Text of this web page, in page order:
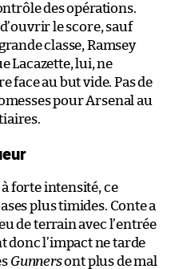
des opérations.
le score, sauf
classe, Ramsey
Lacazette, lui, ne
face au but vide. Pas de
pour Arsenal au
forte intensité, ce
plus timides. Conte a
de terrain avec l’entrée
donc l’impact ne tarde
Gunnersont plus de mal